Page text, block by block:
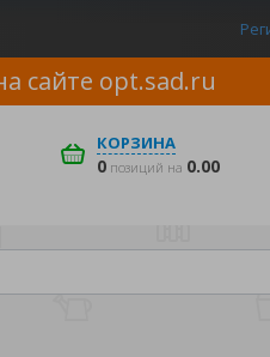
сайте opt.sad.ru
КОРЗИНА
0 позиций на 0.00